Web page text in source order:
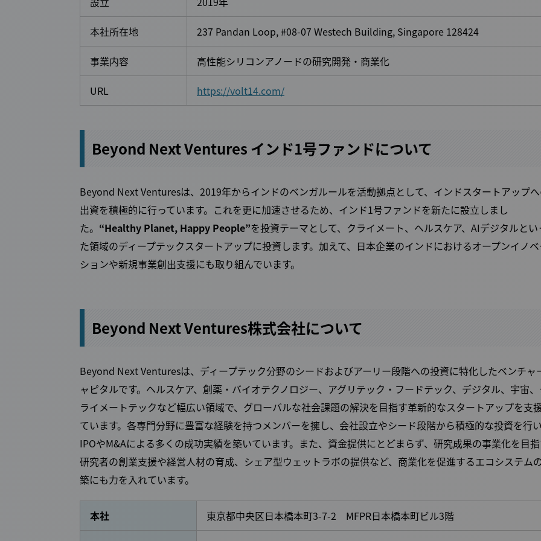
本社所在地 237 Pandan Loop, #08-07 Westech Building, Singapore 128424
事業内容 高性能シリコンアノードの研究開発・商業化
URL https://volt14.com/
Beyond Next Ventures インド1号ファンドについて
Beyond Next Venturesは、2019年からインドのベンガルールを活動拠点として、インドスタートアップ
出資を積極的に行っています。これを更に加速させるため、インド1号ファンドを新たに設立しまし
た。 “Healthy Planet, Happy People”を投資テーマとして、クライメート、ヘルスケア、AIデジタルとい
た領域のディープテックスタートアップに投資します。加えて、日本企業のインドにおけるオープンイノ
ションや新規事業創出支援にも取り組んでいます。
Beyond Next Ventures株式会社について
Beyond Next Venturesは、ディープテック分野のシードおよびアーリー段階への投資に特化したベンチャ
ャピタルです。ヘルスケア、創薬・バイオテクノロジー、アグリテック・フードテック、デジタル、宇宙、
ライメートテックなど幅広い領域で、グローバルな社会課題の解決を目指す革新的なスタートアップを支
ています。各専門分野に豊富な経験を持つメンバーを擁し、会社設立やシード段階から積極的な投資を行い
IPOやM&Aによる多くの成功実績を築いています。また、資金提供にとどまらず、研究成果の事業化を目
研究者の創業支援や経営人材の育成、シェア型ウェットラボの提供など、商業化を促進するエコシステム
築にも力を入れています。
本社 東京都中央区日本橋本町3-7-2 MFPR日本橋本町ビル3階